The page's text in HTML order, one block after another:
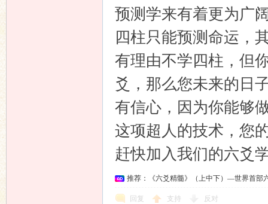
预测学来有着更为广
四柱只能预测命运，
有理由不学四柱，但
爻，那么您未来的日
有信心，因为你能够
这项超人的技术，您
赶快加入我们的六爻
推荐：《六爻精髓》（上中下）—世界首部
回复 支持 反对